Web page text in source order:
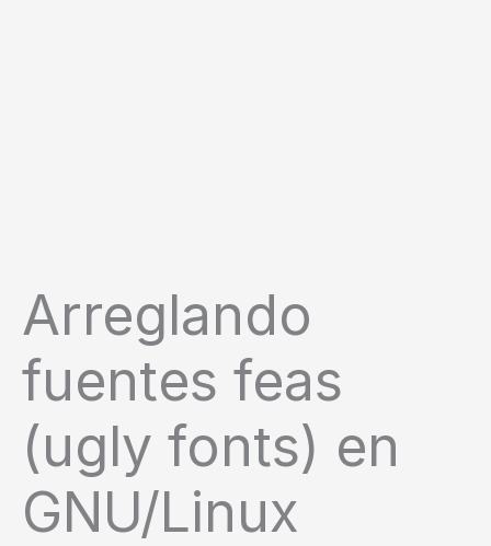
Arreglando
fuentes feas
(ugly fonts) en
GNU/Linux